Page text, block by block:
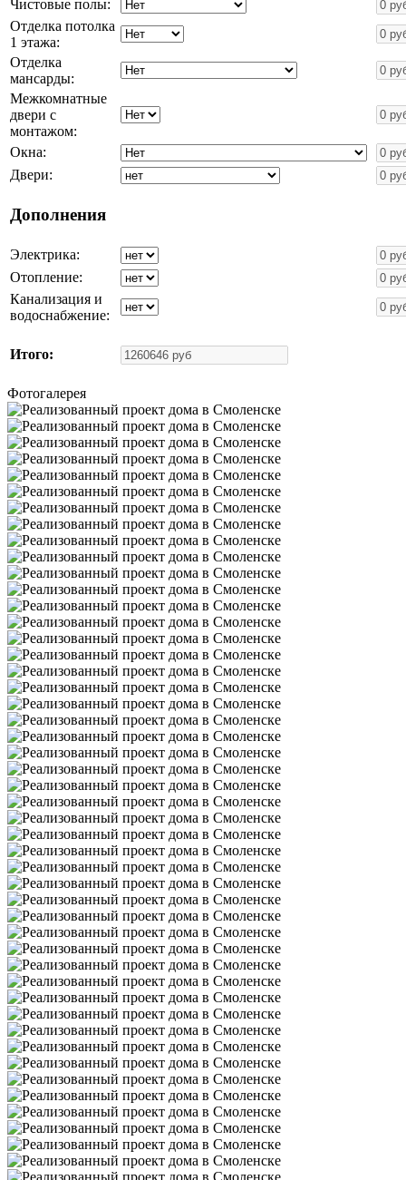
Чистовые полы:
Отделка потолка
1 этажа:
Отделка
мансарды:
Межкомнатные
двери с
монтажом:
Окна:
Двери:
Дополнения
Электрика:
Отопление:
Канализация и
водоснабжение:
Итого:
Фотогалерея